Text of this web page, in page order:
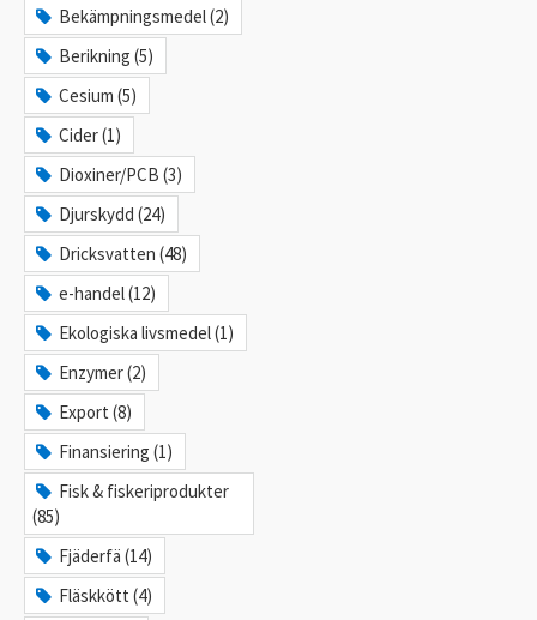
Bekämpningsmedel (2)
Berikning (5)
Cesium (5)
Cider (1)
Dioxiner/PCB (3)
Djurskydd (24)
Dricksvatten (48)
e-handel (12)
Ekologiska livsmedel (1)
Enzymer (2)
Export (8)
Finansiering (1)
Fisk & fiskeriprodukter
(85)
Fjäderfä (14)
Fläskkött (4)